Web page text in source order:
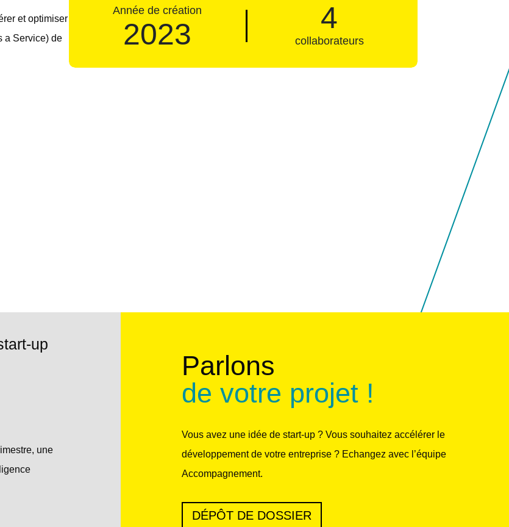
et optimiser
a Service) de
Année de création
2023 4
collaborateurs
up
une
Parlons
de votre projet !
Vous avez une idée de start-up ? Vous souhaitez accélérer le
développement de votre entreprise ? Echangez avec l’équipe
Accompagnement.
DÉPÔT DE DOSSIER